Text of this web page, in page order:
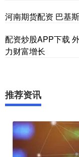
河南期货配资 巴基
配资炒股APP下载
力财富增长
推荐资讯